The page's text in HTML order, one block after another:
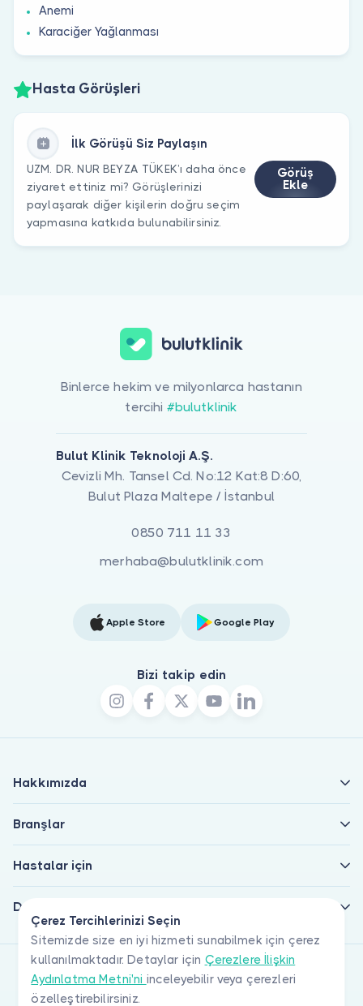
Anemi
Karaciğer Yağlanması
Hasta Görüşleri
İlk Görüşü Siz Paylaşın
UZM. DR. NUR BEYZA TÜKEK’ı daha önce
ziyaret ettiniz mi? Görüşlerinizi
paylaşarak diğer kişilerin doğru seçim
yapmasına katkıda bulunabilirsiniz.
Görüş
Ekle
Çerez Tercihlerinizi Seçin
Sitemizde size en iyi hizmeti sunabilmek için çerez
kullanılmaktadır. Detaylar için Çerezlere İlişkin
Aydınlatma Metni'ni inceleyebilir veya çerezleri
özelleştirebilirsiniz.
Binlerce hekim ve milyonlarca hastanın
tercihi #bulutklinik
Bulut Klinik Teknoloji A.Ş.
Cevizli Mh. Tansel Cd. No:12 Kat:8 D:60,
Bulut Plaza Maltepe / İstanbul
0850 711 11 33
merhaba@bulutklinik.com
Apple Store Google Play
Bizi takip edin
Hakkımızda
Branşlar
Hastalar için
Doktorlar için